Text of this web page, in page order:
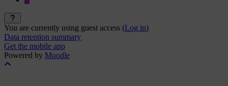
You are currently using guest access (Log in)
Data retention summary
Get the mobile app
Powered by Moodle